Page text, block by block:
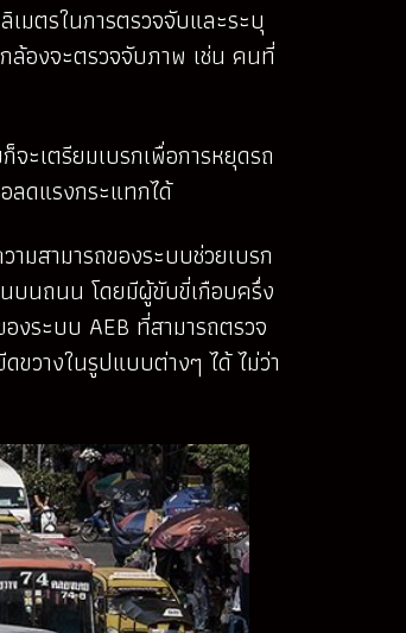
มตรในการตรวจจับและระบุ
ล้องจะตรวจจับภาพ เช่น คนที่
เตรียมเบรกเพื่อการหยุดรถ
ลดแรงกระแทกได้
มสามารถของระบบช่วยเบรก
บนถนน โดยมีผู้ขับขี่เกือบครึ่ง
ระบบ AEB ที่สามารถตรวจ
วางในรูปแบบต่างๆ ได้ ไม่ว่า